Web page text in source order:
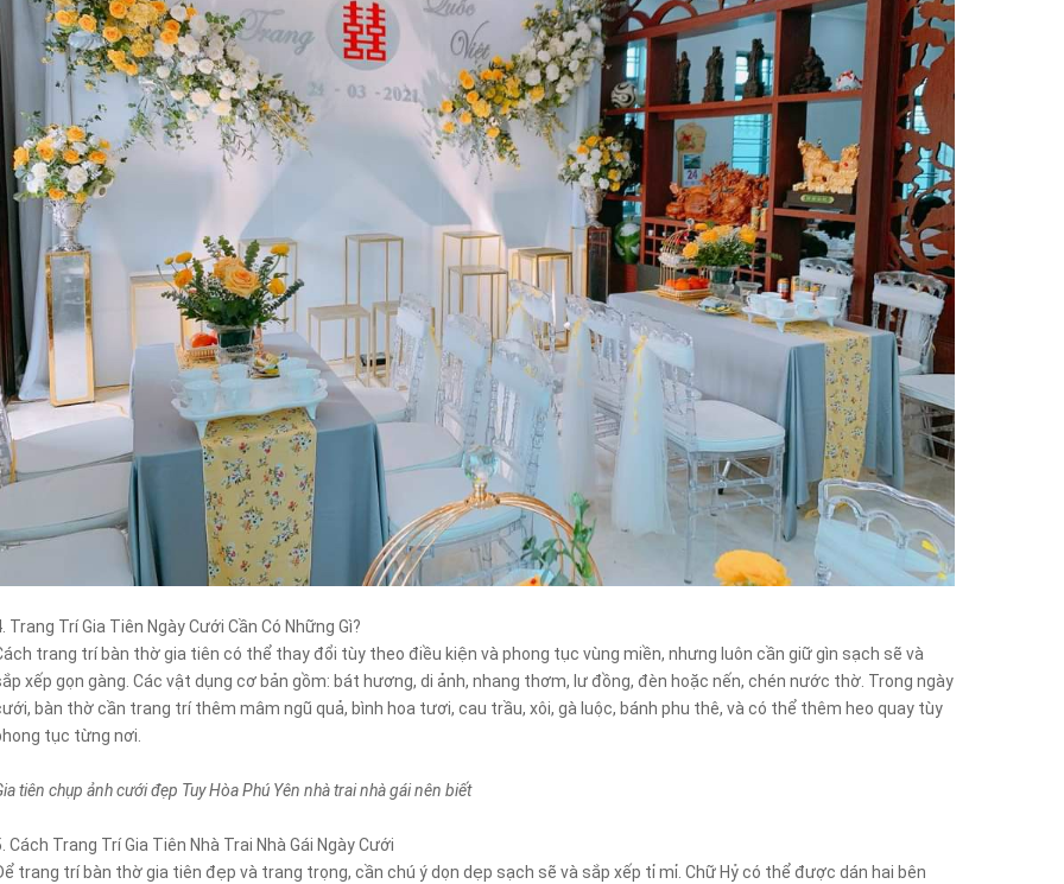
Trang Trí Gia Tiên Ngày Cưới Cần Có Những Gì?
trang trí bàn thờ gia tiên có thể thay đổi tùy theo điều kiện và phong tục vùng miền, nhưng luôn cần giữ gìn sạch sẽ và
xếp gọn gàng. Các vật dụng cơ bản gồm: bát hương, di ảnh, nhang thơm, lư đồng, đèn hoặc nến, chén nước thờ. Trong ngày
bàn thờ cần trang trí thêm mâm ngũ quả, bình hoa tươi, cau trầu, xôi, gà luộc, bánh phu thê, và có thể thêm heo quay tùy
tục từng nơi.
tiên chụp ảnh cưới đẹp Tuy Hòa Phú Yên nhà trai nhà gái nên biết
Cách Trang Trí Gia Tiên Nhà Trai Nhà Gái Ngày Cưới
trang trí bàn thờ gia tiên đẹp và trang trọng, cần chú ý dọn dẹp sạch sẽ và sắp xếp tỉ mỉ. Chữ Hỷ có thể được dán hai bên